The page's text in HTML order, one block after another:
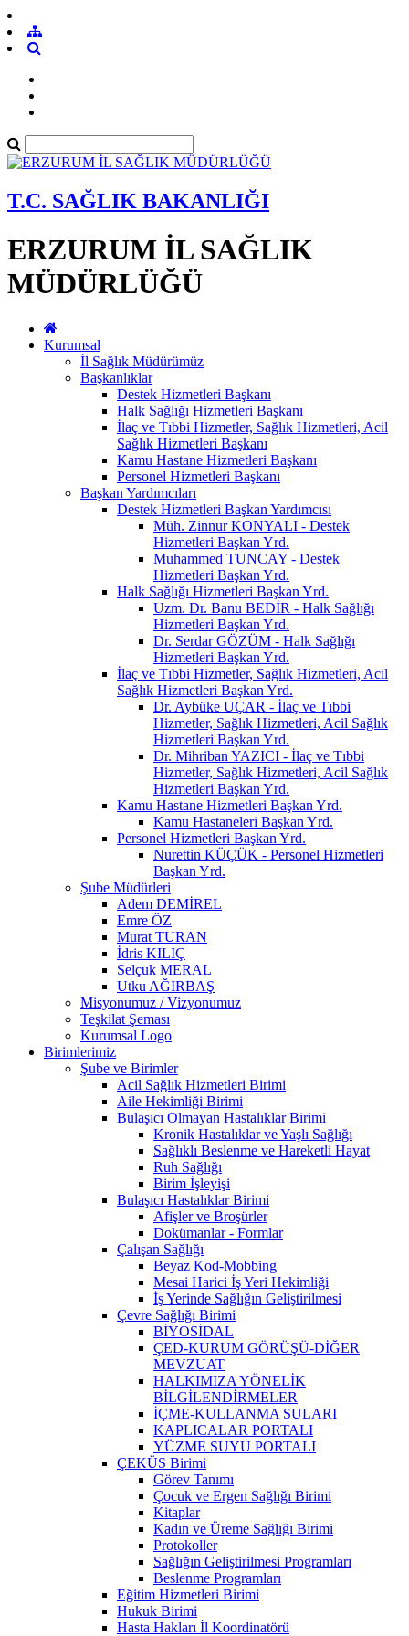
T.C. SAĞLIK BAKANLIĞI
ERZURUM İL SAĞLIK
MÜDÜRLÜĞÜ
Kurumsal
İl Sağlık Müdürümüz
Başkanlıklar
Destek Hizmetleri Başkanı
Halk Sağlığı Hizmetleri Başkanı
İlaç ve Tıbbi Hizmetler, Sağlık Hizmetleri, Acil
Sağlık Hizmetleri Başkanı
Kamu Hastane Hizmetleri Başkanı
Personel Hizmetleri Başkanı
Başkan Yardımcıları
Destek Hizmetleri Başkan Yardımcısı
Müh. Zinnur KONYALI - Destek
Hizmetleri Başkan Yrd.
Muhammed TUNCAY - Destek
Hizmetleri Başkan Yrd.
Halk Sağlığı Hizmetleri Başkan Yrd.
Uzm. Dr. Banu BEDİR - Halk Sağlığı
Hizmetleri Başkan Yrd.
Dr. Serdar GÖZÜM - Halk Sağlığı
Hizmetleri Başkan Yrd.
İlaç ve Tıbbi Hizmetler, Sağlık Hizmetleri, Acil
Sağlık Hizmetleri Başkan Yrd.
Dr. Aybüke UÇAR - İlaç ve Tıbbi
Hizmetler, Sağlık Hizmetleri, Acil Sağlık
Hizmetleri Başkan Yrd.
Dr. Mihriban YAZICI - İlaç ve Tıbbi
Hizmetler, Sağlık Hizmetleri, Acil Sağlık
Hizmetleri Başkan Yrd.
Kamu Hastane Hizmetleri Başkan Yrd.
Kamu Hastaneleri Başkan Yrd.
Personel Hizmetleri Başkan Yrd.
Nurettin KÜÇÜK - Personel Hizmetleri
Başkan Yrd.
Şube Müdürleri
Adem DEMİREL
Emre ÖZ
Murat TURAN
İdris KILIÇ
Selçuk MERAL
Utku AĞIRBAŞ
Misyonumuz / Vizyonumuz
Teşkilat Şeması
Kurumsal Logo
Birimlerimiz
Şube ve Birimler
Acil Sağlık Hizmetleri Birimi
Aile Hekimliği Birimi
Bulaşıcı Olmayan Hastalıklar Birimi
Kronik Hastalıklar ve Yaşlı Sağlığı
Sağlıklı Beslenme ve Hareketli Hayat
Ruh Sağlığı
Birim İşleyişi
Bulaşıcı Hastalıklar Birimi
Afişler ve Broşürler
Dokümanlar - Formlar
Çalışan Sağlığı
Beyaz Kod-Mobbing
Mesai Harici İş Yeri Hekimliği
İş Yerinde Sağlığın Geliştirilmesi
Çevre Sağlığı Birimi
BİYOSİDAL
ÇED-KURUM GÖRÜŞÜ-DİĞER
MEVZUAT
HALKIMIZA YÖNELİK
BİLGİLENDİRMELER
İÇME-KULLANMA SULARI
KAPLICALAR PORTALI
YÜZME SUYU PORTALI
ÇEKÜS Birimi
Görev Tanımı
Çocuk ve Ergen Sağlığı Birimi
Kitaplar
Kadın ve Üreme Sağlığı Birimi
Protokoller
Sağlığın Geliştirilmesi Programları
Beslenme Programları
Eğitim Hizmetleri Birimi
Hukuk Birimi
Hasta Hakları İl Koordinatörü